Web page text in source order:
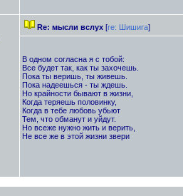
Re: мысли вслух [re: Шишига]
В одном согласна я с тобой:
Все будет так, как ты захочешь.
Пока ты веришь, ты живешь.
Пока надеешься - ты ждешь.
Но крайности бывают в жизни,
Когда теряешь половинку,
Когда в тебе любовь убьют
Тем, что обманут и уйдут.
Но всеже нужно жить и верить,
Не все же в этой жизни звери